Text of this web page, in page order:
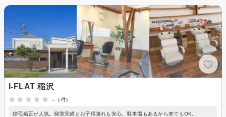
I-FLAT 稲沢
-
(-件)
縮毛矯正が人気。個室完備とお子様連れも安心。駐車場もあるから車でもOK。